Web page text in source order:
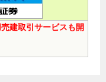
建取引サービスも開